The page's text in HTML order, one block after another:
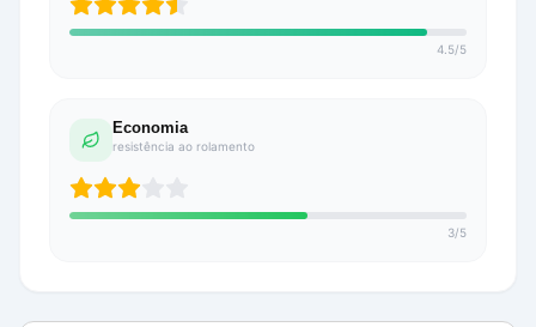
4.5/5
Economia
resistência ao rolamento
3/5